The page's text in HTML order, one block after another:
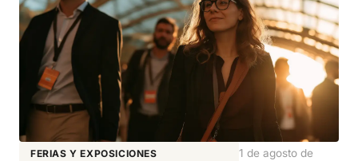
FERIAS Y EXPOSICIONES
1 de agosto de